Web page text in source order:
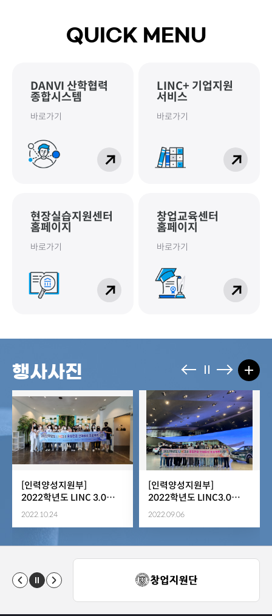
2537~8 - 장소 문의:
국립한국해양대학교
QUICK MENU
DANVI 산학협력
종합시스템
바로가기
LINC+ 기업지원
서비스
바로가기
현장실습지원센터
홈페이지
바로가기
창업교육센터
홈페이지
바로가기
행사사진
[인력양성지원부]
2022학년도 LINC 3.0
융합전공 인재육성
2022.10.24
[인력양성지원부]
2022학년도 LINC3.0
융합전공 인재육성
2022.09.06